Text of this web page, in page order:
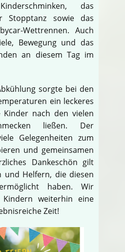
das
Stopptanz sowie das
Wettrennen. Auch
Bewegung und das
an diesem Tag im
sorgte bei den
ein leckeres
Kinder nach den vielen
ließen. Der
Gelegenheiten zum
und gemeinsamen
Dankeschön gilt
und Helfern, die diesen
haben. Wir
weiterhin eine
Zeit!